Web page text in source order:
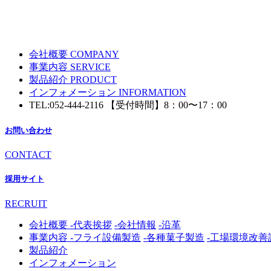
会社概要 COMPANY
事業内容 SERVICE
製品紹介 PRODUCT
インフォメーション INFORMATION
TEL:052-444-2116 【受付時間】8：00〜17：00
お問い合わせ
CONTACT
採用サイト
RECRUIT
会社概要 -代表挨拶 -会社情報 -沿革
事業内容 -フライ設備製造 -各種菓子製造 -工場環境改善
製品紹介
インフォメーション